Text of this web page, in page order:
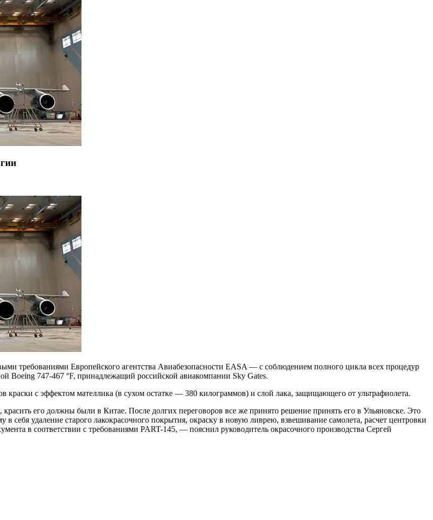
требованиями Европейского агентства Авиабезопасности EASA — с соблюдением полного цикла всех процедур
Boeing 747-467 °F, принадлежащий российской авиакомпании Sky Gates.
краски с эффектом мателлика (в сухом остатке — 380 килограммов) и слой лака, защищающего от ультрафиолета.
его должны были в Китае. После долгих переговоров все же принято решение принять его в Ульяновске. Это
удаление старого лакокрасочного покрытия, окраску в новую ливрею, взвешивание самолета, расчет центровки
в соответствии с требованиями PART-145, — пояснил руководитель окрасочного производства Сергей